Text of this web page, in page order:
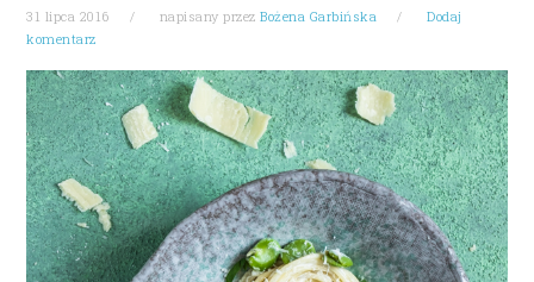
31 lipca 2016 napisany przezBożena Garbińska
Dodaj
komentarz